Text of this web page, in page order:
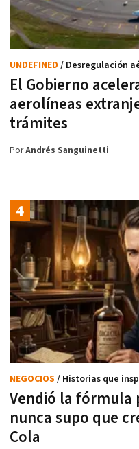
El Gobierno
aerolíneas
trámites
UNDEFINED / Desregulación
PorAndrés Sanguinetti
Vendió la fórmula
nunca supo que
Cola
NEGOCIOS / Historias que